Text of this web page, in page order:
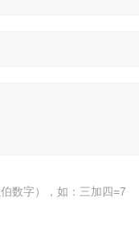
数字），如：三加四=7